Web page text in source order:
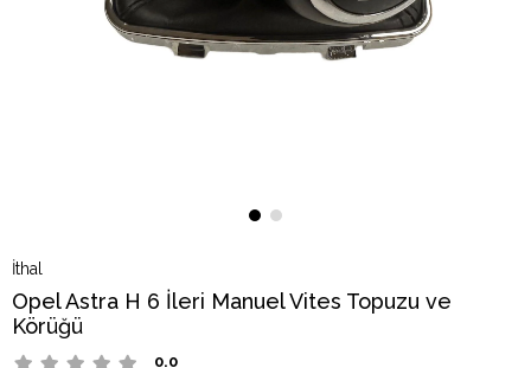
İthal
Opel Astra H 6 İleri Manuel Vites Topuzu ve
Körüğü
0.0